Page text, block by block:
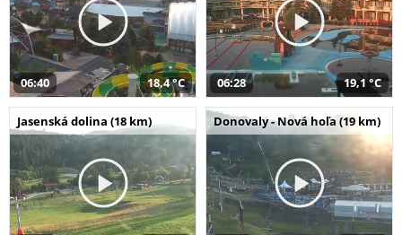
06:40 18,4 °C 06:28 19,1 °C
Jasenská dolina (18 km) Donovaly - Nová hoľa (19 km)